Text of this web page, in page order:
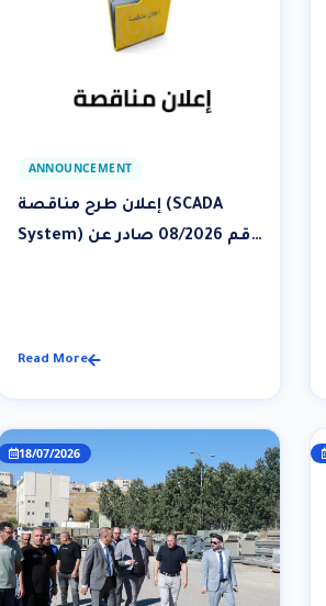
ANNOUNCEMENT
إعلان طرح مناقصة (SCADA
System) رقم 08/2026 صادر عن
Read More
18/07/2026